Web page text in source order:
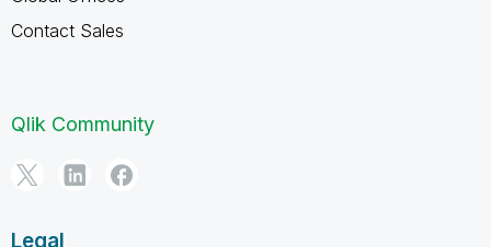
Contact Sales
Qlik Community
Legal